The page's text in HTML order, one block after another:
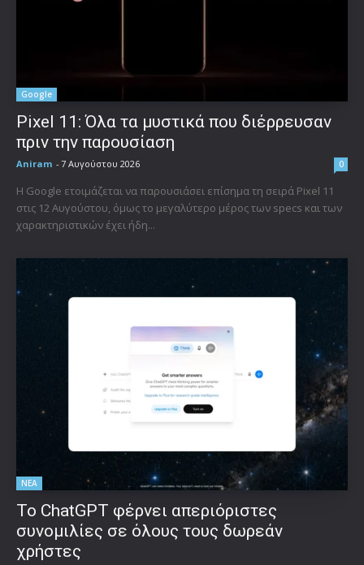
Google
Pixel 11: Όλα τα μυστικά που διέρρευσαν
πριν την παρουσίαση
Aniram - 7 Αυγούστου 2026 0
Η Google ετοιμάζεται να παρουσιάσει επίσημα τη σειρά Pixel 11
στις 12 Αυγούστου, όμως το μεγαλύτερο μέρος των specs και των
χαρακτηριστικών έχει ήδη...
ΝΕΑ
Το ChatGPT φέρνει απεριόριστες
συνομιλίες σε όλους τους δωρεάν
χρήστες